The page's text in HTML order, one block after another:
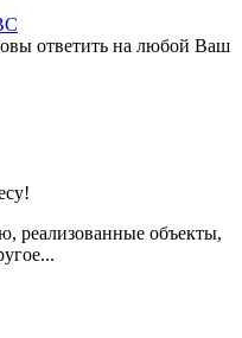
ответить на любой Ваш
реализованные объекты,